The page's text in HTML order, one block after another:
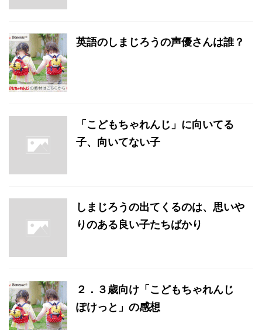
英語のしまじろうの声優さんは誰？
「こどもちゃれんじ」に向いてる
子、向いてない子
しまじろうの出てくるのは、思いや
りのある良い子たちばかり
２．３歳向け「こどもちゃれんじ
ぽけっと」の感想